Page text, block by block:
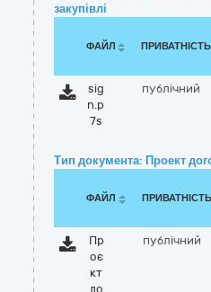
закупівлі
ФАЙЛ ПРИВАТНІСТЬ
sig
n.p
7s
публічний
Тип документа: Проект
ФАЙЛ ПРИВАТНІСТЬ
Пр
оє
кт
до
публічний